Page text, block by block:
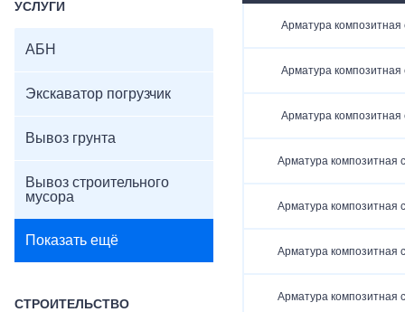
УСЛУГИ
АБН
Экскаватор погрузчик
Вывоз грунта
Вывоз строительного
мусора
Показать ещё
СТРОИТЕЛЬСТВО
Арматура композитная
Арматура композитная
Арматура композитная
Арматура композитная
Арматура композитная
Арматура композитная
Арматура композитная